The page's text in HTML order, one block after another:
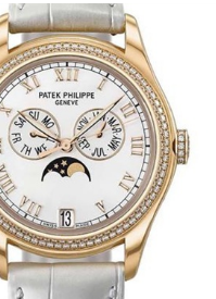
务中心（品牌授权店）1
务中心（品牌授权店）1层
（CCMALL）C座17层17-
层1015室（需提前预约）
T2座写字楼29层03室（
7层G室（需提前预约）
心C座12层1205室（需提
心T1写字楼9层907室（需
字楼1座11层1104室（需